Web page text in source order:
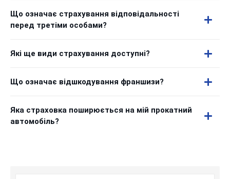
Що означає страхування відповідальності
перед третіми особами?
Які ще види страхування доступні?
Що означає відшкодування франшизи?
Яка страховка поширюється на мій прокатний
автомобіль?